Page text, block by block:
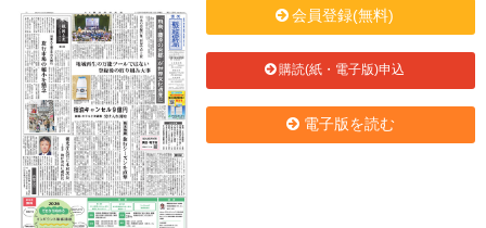
会員登録(無料)
購読(紙・電子版)申込
電子版を読む